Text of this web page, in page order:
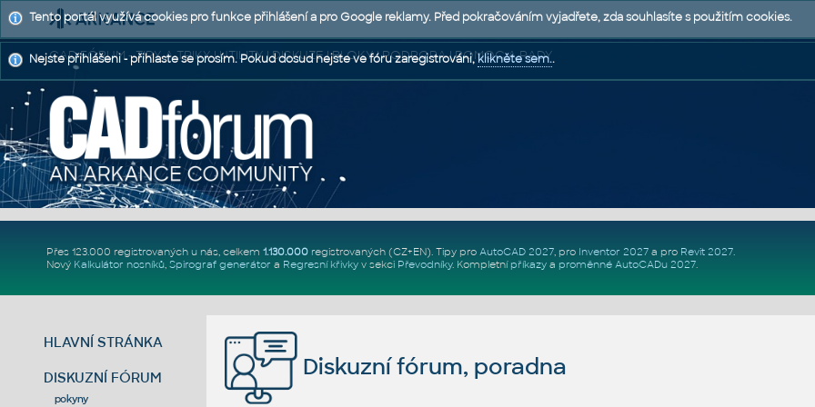
CAD FÓRUM - TIPY A TRIKY | UTILITY | DISKUZE | BLOKY | PODPORA | POMOC A RADY
Přes 123.000 registrovaných u nás, celkem 1.130.000registrovaných (CZ+EN). Tipy pro AutoCAD 2027, pro Inventor 2027a pro Revit 2027.
Nový Kalkulátor nosníků, Spirograf generátor a Regresní křivkyv sekci Převodníky. Kompletní příkazya proměnné AutoCADu 2027.
HLAVNÍ STRÁNKA
DISKUZNÍ FÓRUM
pokyny
Diskuzní fórum, poradna
Tento portál využívá cookies pro funkce přihlášení a pro Google reklamy. Před pokračováním vyjadřete, zda souhlasíte s použitím cookies.
Nejste přihlášeni - přihlaste se prosím. Pokud dosud nejste ve fóru zaregistrováni,klikněte sem..